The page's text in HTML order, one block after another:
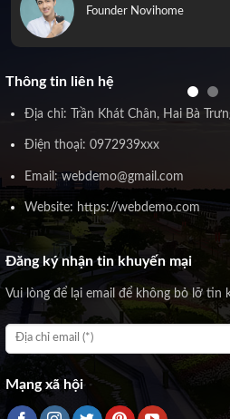
Founder Novihome
Thông tin liên hệ
Địa chỉ: Trần Khát Chân, Hai Bà
Điện thoại: 0972939xxx
Email: webdemo@gmail.com
Website: https://webdemo.com
Đăng ký nhận tin khuyến mại
Vui lòng để lại email để không bỏ lỡ tin
Mạng xã hội